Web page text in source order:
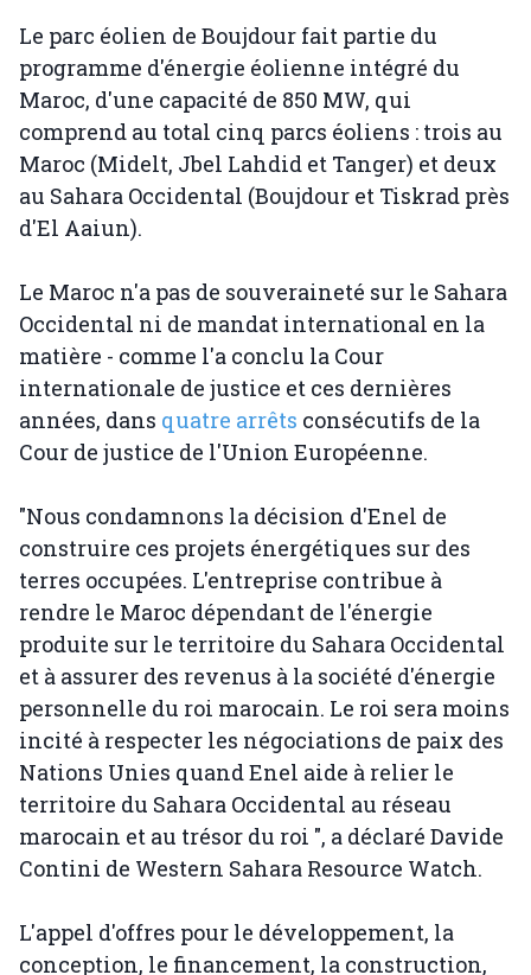
Le parc éolien de Boujdour fait partie du
programme d'énergie éolienne intégré du
Maroc, d'une capacité de 850 MW, qui
comprend au total cinq parcs éoliens : trois au
Maroc (Midelt, Jbel Lahdid et Tanger) et deux
au Sahara Occidental (Boujdour et Tiskrad près
d'El Aaiun).
Le Maroc n'a pas de souveraineté sur le Sahara
Occidental ni de mandat international en la
matière - comme l'a conclu la Cour
internationale de justice et ces dernières
années, dans quatre arrêts consécutifs de la
Cour de justice de l'Union Européenne.
"Nous condamnons la décision d'Enel de
construire ces projets énergétiques sur des
terres occupées. L'entreprise contribue à
rendre le Maroc dépendant de l'énergie
produite sur le territoire du Sahara Occidental
et à assurer des revenus à la société d'énergie
personnelle du roi marocain. Le roi sera moins
incité à respecter les négociations de paix des
Nations Unies quand Enel aide à relier le
territoire du Sahara Occidental au réseau
marocain et au trésor du roi ", a déclaré Davide
Contini de Western Sahara Resource Watch.
L'appel d'offres pour le développement, la
conception, le financement, la construction,